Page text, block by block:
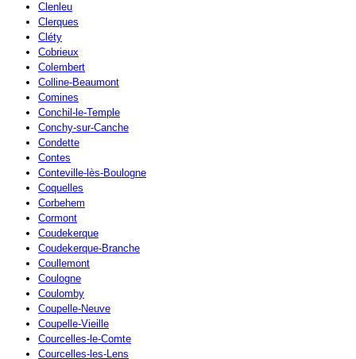
Clenleu
Clerques
Cléty
Cobrieux
Colembert
Colline-Beaumont
Comines
Conchil-le-Temple
Conchy-sur-Canche
Condette
Contes
Conteville-lès-Boulogne
Coquelles
Corbehem
Cormont
Coudekerque
Coudekerque-Branche
Coullemont
Coulogne
Coulomby
Coupelle-Neuve
Coupelle-Vieille
Courcelles-le-Comte
Courcelles-les-Lens